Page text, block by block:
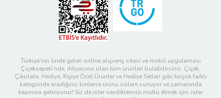
Türkiye’nin önde gelen online alışveriş sitesi ve mobil uygulaması
Çiçeksepeti’nde, ihtiyacınız olan tüm ürünleri bulabilirsiniz. Çiçek,
Çikolata, Hediye, Kişiye Özel Ürünler ve Hediye Setleri gibi birçok farklı
kategoride aradığınız binlerce ürünü sizlere sunuyor ve zamanında
kapınıza getiriyoruz! Siz de ister sevdiklerinizi mutlu etmek için, ister